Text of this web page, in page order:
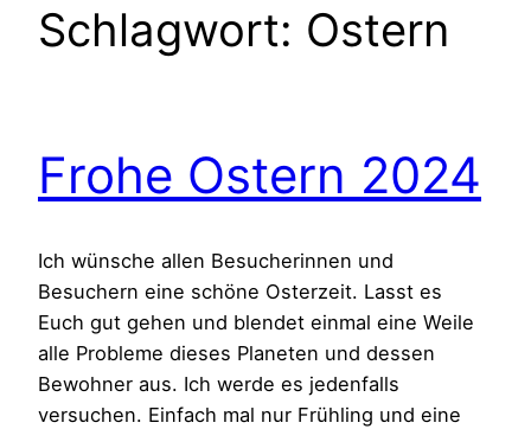
Schlagwort: Ostern
Frohe Ostern 2024
Ich wünsche allen Besucherinnen und
Besuchern eine schöne Osterzeit. Lasst es
Euch gut gehen und blendet einmal eine Weile
alle Probleme dieses Planeten und dessen
Bewohner aus. Ich werde es jedenfalls
versuchen. Einfach mal nur Frühling und eine